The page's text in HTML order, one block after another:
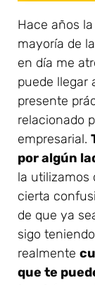
Hace años
mayoría de
en día me
puede llegar
presente
relacionado
empresarial.
por algún
la utilizamos
cierta
de que ya
sigo
realmente
que te